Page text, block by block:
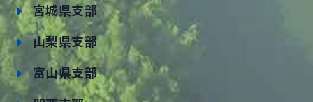
宮城県支部
山梨県支部
富山県支部